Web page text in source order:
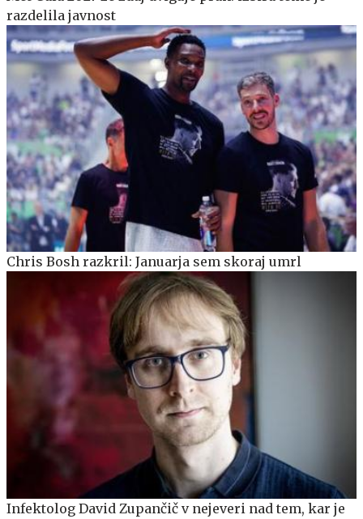
razdelila javnost
Chris Bosh razkril: Januarja sem skoraj umrl
Infektolog David Zupančič v nejeveri nad tem, kar je